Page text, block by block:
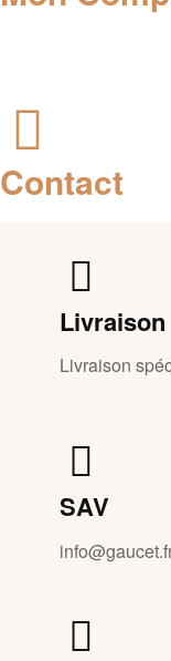
Contact
Livraison
Livraison
SAV